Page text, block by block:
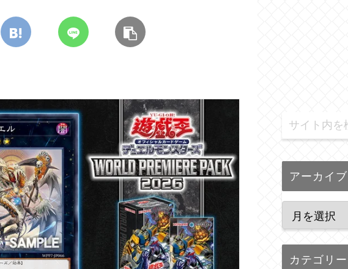
アーカイブ
カテゴリー